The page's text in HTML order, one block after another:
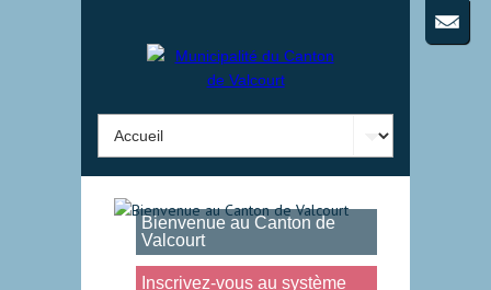
Bienvenue au Canton de
Valcourt
Inscrivez-vous au système